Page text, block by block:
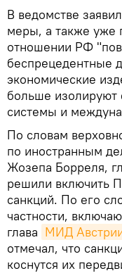
В ведомстве
меры, а также уже
отношении РФ
беспрецедентные
экономические
больше изолируют
системы и
По словам
по иностранным
Жозепа Борреля,
решили включить
санкций. По его
частности,
глава МИД
отмечал, что
коснутся их